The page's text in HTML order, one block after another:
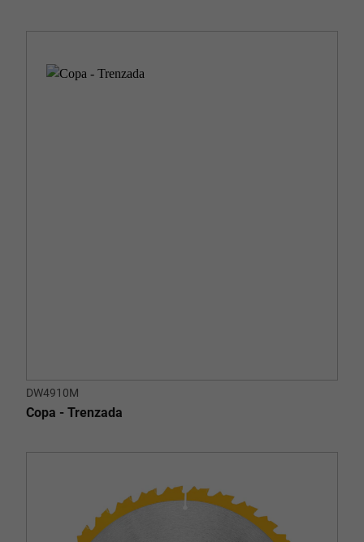
DW4910M
Copa - Trenzada